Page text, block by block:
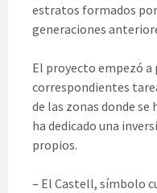
estratos formados
generaciones
El proyecto empezó a
correspondientes
de las zonas donde
ha dedicado una
propios.
– El Castell, símbolo